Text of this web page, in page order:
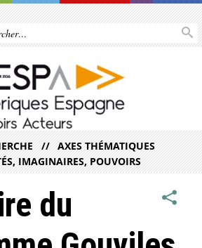
AXES THÉMATIQUES
IMAGINAIRES, POUVOIRS
du